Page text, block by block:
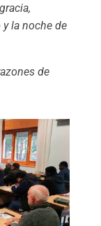
la noche de
de